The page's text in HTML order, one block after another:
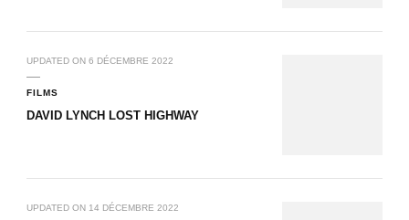
UPDATED ON 6 DÉCEMBRE 2022
FILMS
DAVID LYNCH LOST HIGHWAY
UPDATED ON 14 DÉCEMBRE 2022